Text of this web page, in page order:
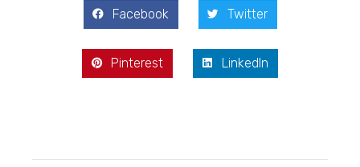
Facebook Twitter
Pinterest LinkedIn